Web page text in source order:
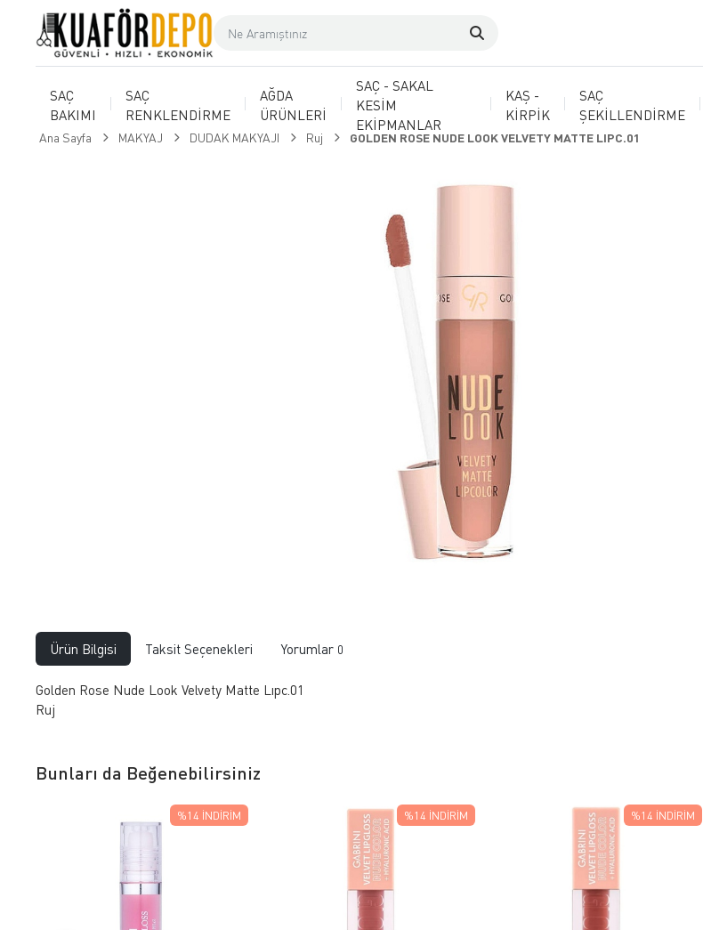
SAÇ
BAKIMI
SAÇ
RENKLENDİRME
AĞDA
ÜRÜNLERİ
SAÇ - SAKAL
KESİM
EKİPMANLAR
KAŞ -
KİRPİK
SAÇ
ŞEKİLLENDİRME
Ana Sayfa MAKYAJ DUDAK MAKYAJI Ruj GOLDEN ROSE NUDE LOOK VELVETY MATTE LIPC.01
Ürün Bilgisi Taksit Seçenekleri Yorumlar 0
Golden Rose Nude Look Velvety Matte Lıpc.01
Ruj
Bunları da Beğenebilirsiniz
%14 İNDIRIM %14 İNDIRIM %14 İNDIRIM